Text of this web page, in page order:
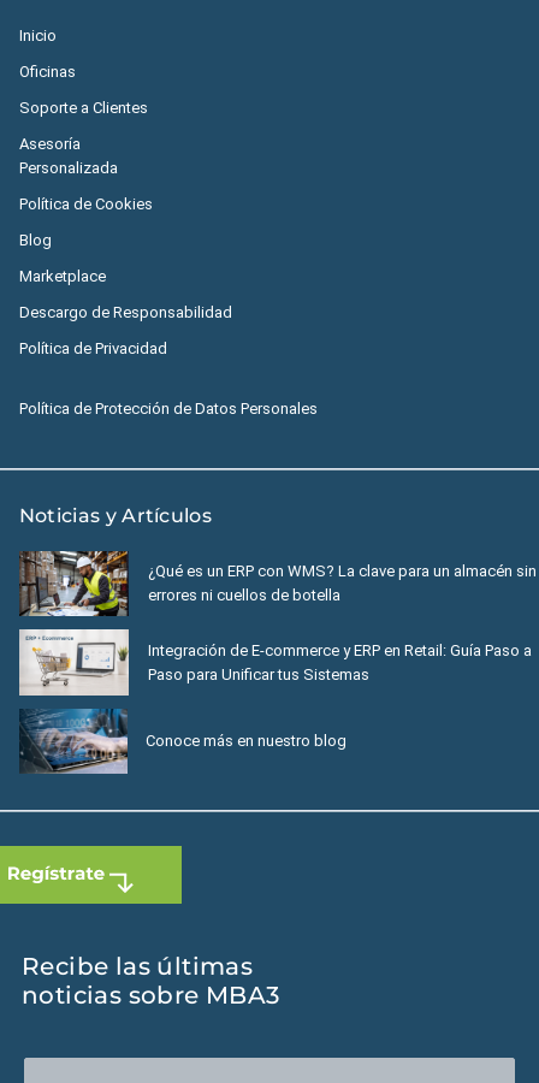
Inicio
Oficinas
Soporte a Clientes
Asesoría
Personalizada
Política de Cookies
Blog
Marketplace
Descargo de Responsabilidad
Política de Privacidad
Política de Protección de Datos Personales
Noticias y Artículos
¿Qué es un ERP con WMS? La clave para un almacén sin
errores ni cuellos de botella
Integración de E-commerce y ERP en Retail: Guía Paso a
Paso para Unificar tus Sistemas
Conoce más en nuestro blog
Recibe las últimas
noticias sobre MBA3